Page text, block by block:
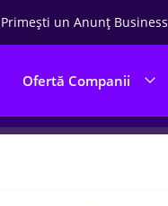
Primești un Anunț
Ofertă Companii